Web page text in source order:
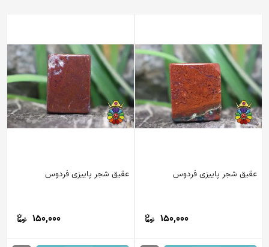
عقیق شجر پاییزی فردوس
150,000
عقیق شجر پاییزی فردوس
150,000